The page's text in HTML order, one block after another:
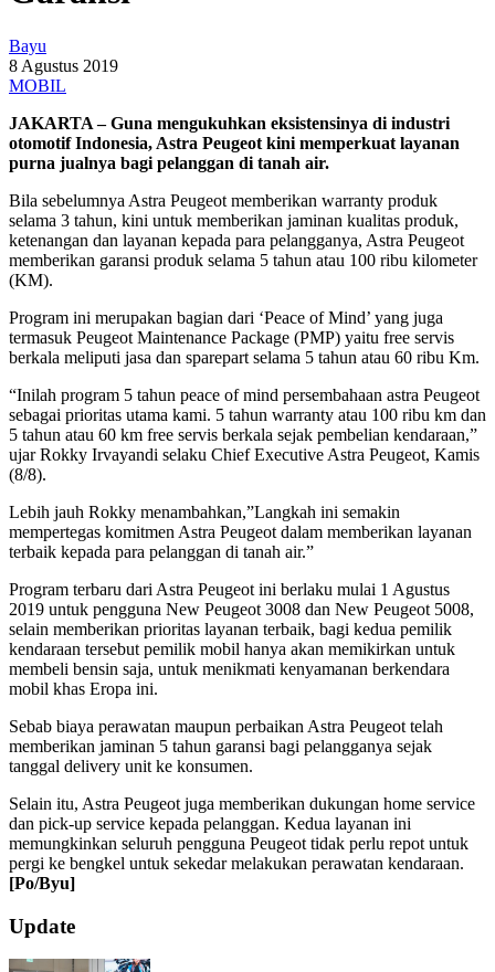
Bayu
8 Agustus 2019
MOBIL
JAKARTA – Guna mengukuhkan eksistensinya di industri
otomotif Indonesia, Astra Peugeot kini memperkuat layanan
purna jualnya bagi pelanggan di tanah air.
Bila sebelumnya Astra Peugeot memberikan warranty produk
selama 3 tahun, kini untuk memberikan jaminan kualitas produk,
ketenangan dan layanan kepada para pelangganya, Astra Peugeot
memberikan garansi produk selama 5 tahun atau 100 ribu kilometer
(KM).
Program ini merupakan bagian dari ‘Peace of Mind’ yang juga
termasuk Peugeot Maintenance Package (PMP) yaitu free servis
berkala meliputi jasa dan sparepart selama 5 tahun atau 60 ribu Km.
“Inilah program 5 tahun peace of mind persembahaan astra Peugeot
sebagai prioritas utama kami. 5 tahun warranty atau 100 ribu km dan
5 tahun atau 60 km free servis berkala sejak pembelian kendaraan,”
ujar Rokky Irvayandi selaku Chief Executive Astra Peugeot, Kamis
(8/8).
Lebih jauh Rokky menambahkan,”Langkah ini semakin
mempertegas komitmen Astra Peugeot dalam memberikan layanan
terbaik kepada para pelanggan di tanah air.”
Program terbaru dari Astra Peugeot ini berlaku mulai 1 Agustus
2019 untuk pengguna New Peugeot 3008 dan New Peugeot 5008,
selain memberikan prioritas layanan terbaik, bagi kedua pemilik
kendaraan tersebut pemilik mobil hanya akan memikirkan untuk
membeli bensin saja, untuk menikmati kenyamanan berkendara
mobil khas Eropa ini.
Sebab biaya perawatan maupun perbaikan Astra Peugeot telah
memberikan jaminan 5 tahun garansi bagi pelangganya sejak
tanggal delivery unit ke konsumen.
Selain itu, Astra Peugeot juga memberikan dukungan home service
dan pick-up service kepada pelanggan. Kedua layanan ini
memungkinkan seluruh pengguna Peugeot tidak perlu repot untuk
pergi ke bengkel untuk sekedar melakukan perawatan kendaraan.
[Po/Byu]
2019-
08-
08
Update